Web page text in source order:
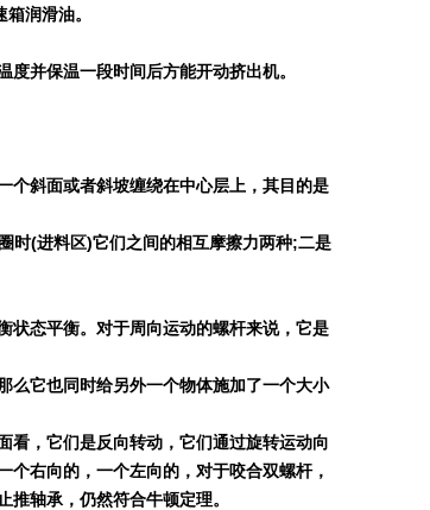
润滑油。
并保温一段时间后方能开动挤出机。
个斜面或者斜坡缠绕在中心层上，其目的是
时(进料区)它们之间的相互摩擦力两种;二是
状态平衡。对于周向运动的螺杆来说，它是
么它也同时给另外一个物体施加了一个大小
看，它们是反向转动，它们通过旋转运动向
右向的，一个左向的，对于咬合双螺杆，
轴承，仍然符合牛顿定理。